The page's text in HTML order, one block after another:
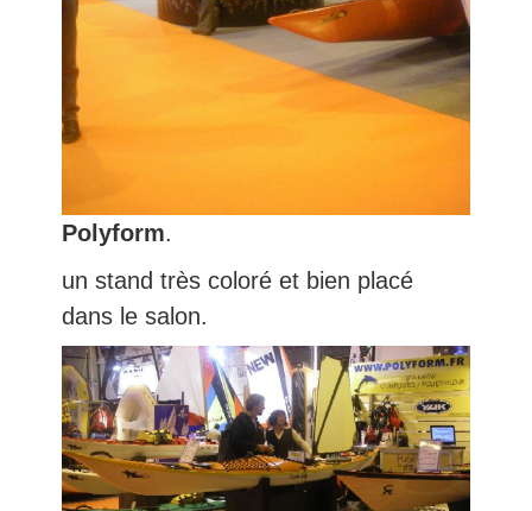
Polyform.
un stand très coloré et bien placé
dans le salon.